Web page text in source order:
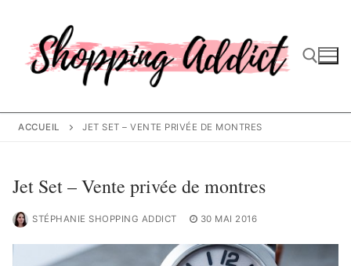
contenu
Rechercher :
ACCUEIL JET SET – VENTE PRIVÉE DE MONTRES
Jet Set – Vente privée de montres
STÉPHANIE SHOPPING ADDICT 30 MAI 2016